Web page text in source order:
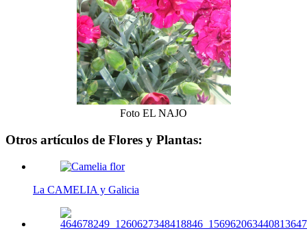
Foto EL NAJO
Otros artículos de Flores y Plantas:
La CAMELIA y Galicia